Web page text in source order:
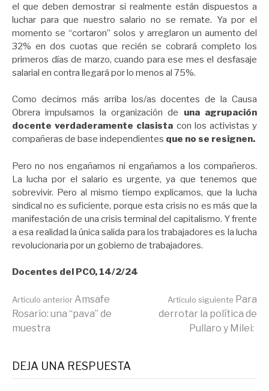
el que deben demostrar si realmente están dispuestos a
luchar para que nuestro salario no se remate. Ya por el
momento se “cortaron” solos y arreglaron un aumento del
32% en dos cuotas que recién se cobrará completo los
primeros días de marzo, cuando para ese mes el desfasaje
salarial en contra llegará por lo menos al 75%.
Como decimos más arriba los/as docentes de la Causa
Obrera impulsamos la organización de una agrupación
docente verdaderamente clasista con los activistas y
compañeras de base independientes que no se resignen.
Pero no nos engañamos ni engañamos a los compañeros.
La lucha por el salario es urgente, ya que tenemos que
sobrevivir. Pero al mismo tiempo explicamos, que la lucha
sindical no es suficiente, porque esta crisis no es más que la
manifestación de una crisis terminal del capitalismo. Y frente
a esa realidad la única salida para los trabajadores es la lucha
revolucionaria por un gobierno de trabajadores.
Docentes del PCO, 14/2/24
Seguir
Artículo anterior Amsafe
Rosario: una “pava” de
muestra
Artículo siguiente Para
derrotar la política de
Pullaro y Milei:
DEJA UNA RESPUESTA